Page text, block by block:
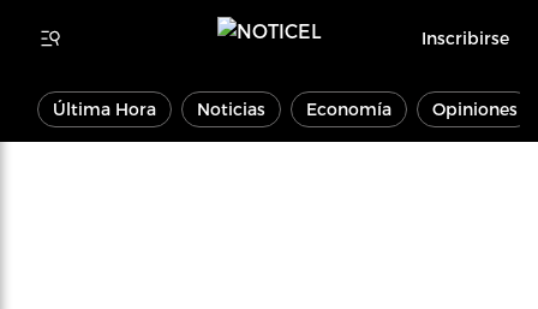
Inscribirse
Última Hora Noticias Economía Opiniones